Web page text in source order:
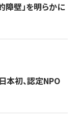
障壁」を明らかに
本初、認定NPO